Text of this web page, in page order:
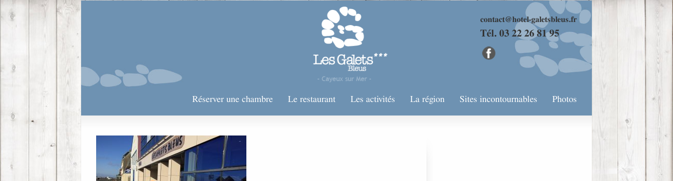
contact@hotel-galetsbleus.fr
Tél. 03 22 26 81 95
Réserver une chambre Le restaurant Les activités La région Sites incontournables Photos